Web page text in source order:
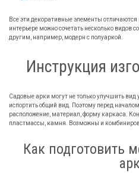
Все эти декоративные элементы
интерьере можно сочетать несколько видов
другим, например, модерн с полуаркой.
Инструкция
Садовые арки могут не только улучшить вид
испортить общий вид. Поэтому перед
расположение, материал, форму каркаса.
пластмассы, камня. Возможны и
Как подготовить